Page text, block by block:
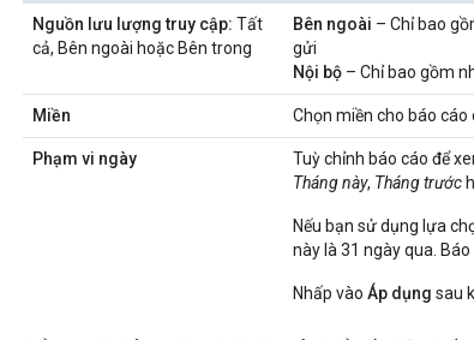
Nguồn lưu lượng truy cập: Tất
cả, Bên ngoài hoặc Bên trong
Bên ngoài – Chỉ bao
gửi
Nội bộ – Chỉ bao gồm
Miền Chọn miền cho báo cáo
Phạm vi ngày Tuỳ chỉnh báo cáo để
Tháng này, Tháng trước
Nếu bạn sử dụng lựa
này là 31 ngày qua.
Nhấp vào Áp dụng sau